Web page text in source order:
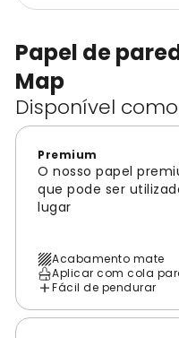
Papel de
Map
Disponível como
Premium
O nosso papel
que pode ser
lugar
Acabamento mate
Aplicar com cola
Fácil de pendurar